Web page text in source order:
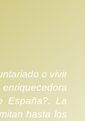
o vivir
España?. La
hasta los